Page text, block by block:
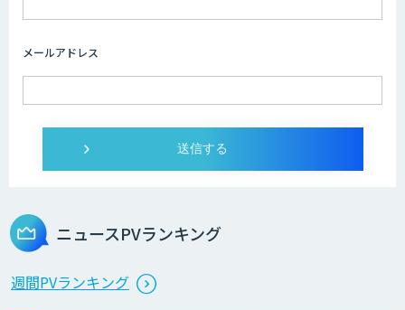
メールアドレス
ニュースPVランキング
週間PVランキング